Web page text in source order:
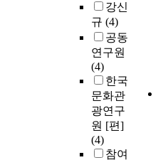
강신
규 (4)
공동
연구원
(4)
한국
문화관
광연구
원 [편]
(4)
참여